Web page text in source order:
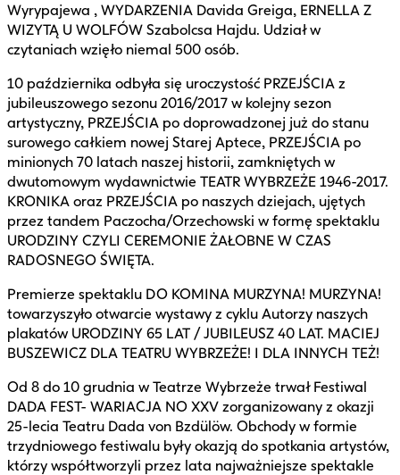
Wyrypajewa , WYDARZENIA Davida Greiga, ERNELLA Z
WIZYTĄ U WOLFÓW Szabolcsa Hajdu. Udział w
czytaniach wzięło niemal 500 osób.
10 października odbyła się uroczystość PRZEJŚCIA z
jubileuszowego sezonu 2016/2017 w kolejny sezon
artystyczny, PRZEJŚCIA po doprowadzonej już do stanu
surowego całkiem nowej Starej Aptece, PRZEJŚCIA po
minionych 70 latach naszej historii, zamkniętych w
dwutomowym wydawnictwie TEATR WYBRZEŻE 1946-2017.
KRONIKA oraz PRZEJŚCIA po naszych dziejach, ujętych
przez tandem Paczocha/Orzechowski w formę spektaklu
URODZINY CZYLI CEREMONIE ŻAŁOBNE W CZAS
RADOSNEGO ŚWIĘTA.
Premierze spektaklu DO KOMINA MURZYNA! MURZYNA!
towarzyszyło otwarcie wystawy z cyklu Autorzy naszych
plakatów URODZINY 65 LAT / JUBILEUSZ 40 LAT. MACIEJ
BUSZEWICZ DLA TEATRU WYBRZEŻE! I DLA INNYCH TEŻ!
Od 8 do 10 grudnia w Teatrze Wybrzeże trwał Festiwal
DADA FEST- WARIACJA NO XXV zorganizowany z okazji
25-lecia Teatru Dada von Bzdülöw. Obchody w formie
trzydniowego festiwalu były okazją do spotkania artystów,
którzy współtworzyli przez lata najważniejsze spektakle